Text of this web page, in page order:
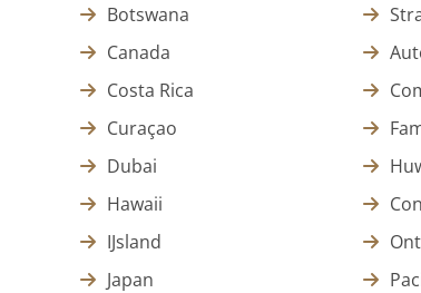
Botswana
Canada
Costa Rica
Curaçao
Dubai
Hawaii
IJsland
Japan